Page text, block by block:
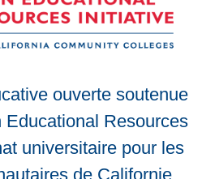
ouverte soutenue
Educational Resources
universitaire pour les
de Californie